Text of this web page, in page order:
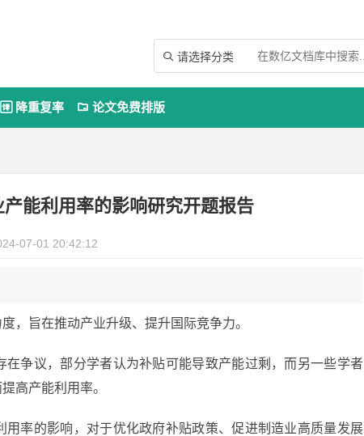
 请选择分类
 降重复率  论文免费排版
能利用率的影响研究开题报告
07-01 20:42:12
，旨在推动产业升级、提升国际竞争力。
争议，部分学者认为补贴可能导致产能过剩，而另一些学者
高产能利用率。
用率的影响，对于优化政府补贴政策、促进制造业高质量发展